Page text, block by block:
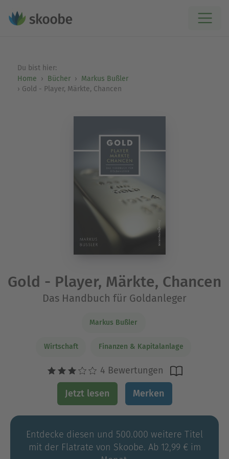
Du bist hier:
Home
Bücher
Markus Bußler
Gold - Player, Märkte, Chancen
Gold - Player, Märkte, Chancen
Das Handbuch für Goldanleger
Markus Bußler
Wirtschaft Finanzen & Kapitalanlage
4 Bewertungen
Jetzt lesen Merken
Entdecke diesen und 500.000 weitere Titel
mit der Flatrate von Skoobe. Ab 12,99 € im